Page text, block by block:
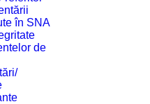
în SNA
de